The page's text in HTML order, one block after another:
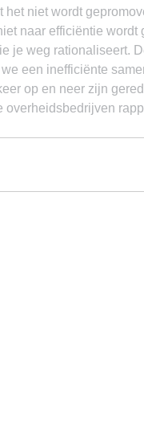
het niet wordt
naar efficiëntie
je weg rationaliseert.
een inefficiënte
op en neer zijn
overheidsbedrijven